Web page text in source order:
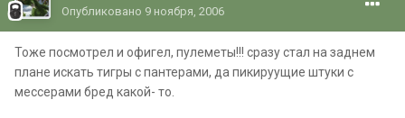
Опубликовано 9 ноября, 2006
Тоже посмотрел и офигел, пулеметы!!! сразу стал на заднем
плане искать тигры с пантерами, да пикируущие штуки с
мессерами бред какой- то.